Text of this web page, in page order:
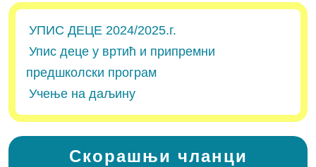
УПИС ДЕЦЕ 2024/2025.г.
Упис деце у вртић и припремни
предшколски програм
Учење на даљину
Скорашњи чланци